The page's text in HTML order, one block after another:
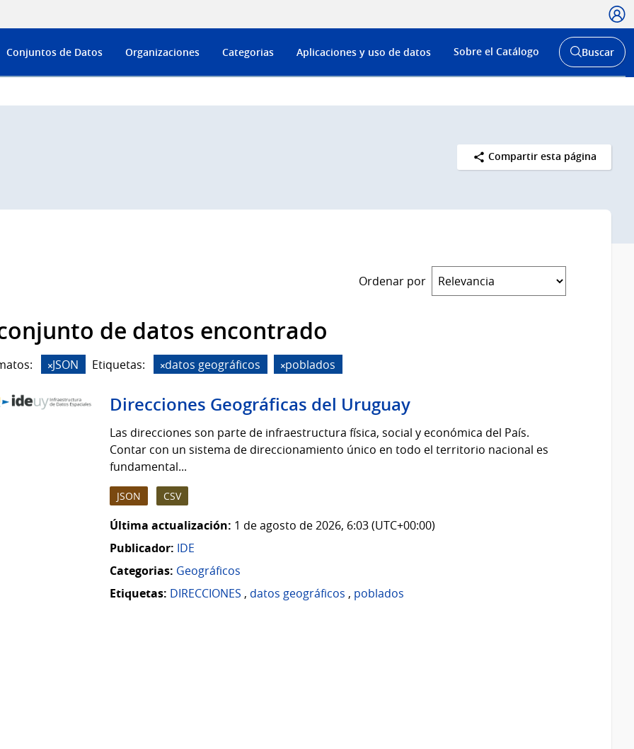
Menú
de
Conjuntos de Datos Organizaciones Categorias Aplicaciones y uso de datos Sobre el Catálogo
Abrir
buscador
Buscar
Compartir esta página
Ordenar por
de datos encontrado
JSON Etiquetas: datos geográficos poblados
Direcciones Geográficas del Uruguay
Las direcciones son parte de infraestructura física, social y económica del País.
Contar con un sistema de direccionamiento único en todo el territorio nacional es
fundamental...
JSON CSV
Última actualización: 1 de agosto de 2026, 6:03 (UTC+00:00)
Publicador: IDE
Categorias: Geográficos
Etiquetas: DIRECCIONES , datos geográficos , poblados